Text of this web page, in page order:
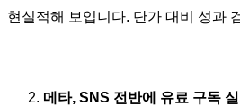
현실적해 보입니다. 단가 대비 성과
메타, SNS 전반에 유료 구독